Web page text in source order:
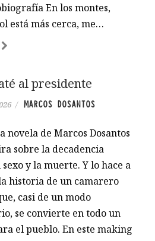
En los montes,
está más cerca, me…
al presidente
/ MARCOS DOSANTOS
novela de Marcos Dosantos
sobre la decadencia
y la muerte. Y lo hace a
historia de un camarero
casi de un modo
se convierte en todo un
el pueblo. En este making